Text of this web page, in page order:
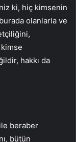
ki, hiç kimsenin
olanlarla ve
hakkı da
beraber
bütün